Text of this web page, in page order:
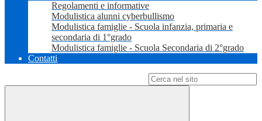
Regolamenti e informative
Modulistica alunni cyberbullismo
Modulistica famiglie - Scuola infanzia, primaria e
secondaria di 1°grado
Modulistica famiglie - Scuola Secondaria di 2°grado
Contatti